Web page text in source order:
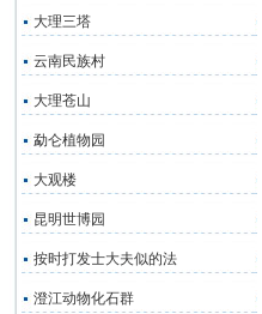
大理三塔
云南民族村
大理苍山
勐仑植物园
大观楼
昆明世博园
按时打发士大夫似的法
澄江动物化石群